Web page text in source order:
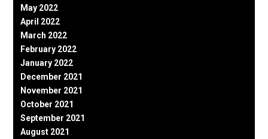
May 2022
April 2022
March 2022
February 2022
January 2022
December 2021
November 2021
October 2021
September 2021
August 2021